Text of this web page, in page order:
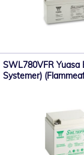
SWL780VFR
Systemer)